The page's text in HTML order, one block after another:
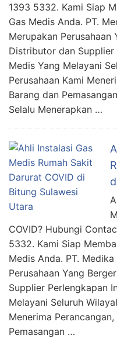
1393 5332. Kami Siap
Gas Medis Anda. PT.
Merupakan Perusahaan
Distributor dan Supplier
Medis Yang Melayani
Perusahaan Kami
Barang dan
Selalu Menerapkan …
COVID? Hubungi
5332. Kami Siap
Medis Anda. PT.
Perusahaan Yang
Supplier Perlengkapan
Melayani Seluruh
Menerima
Pemasangan …